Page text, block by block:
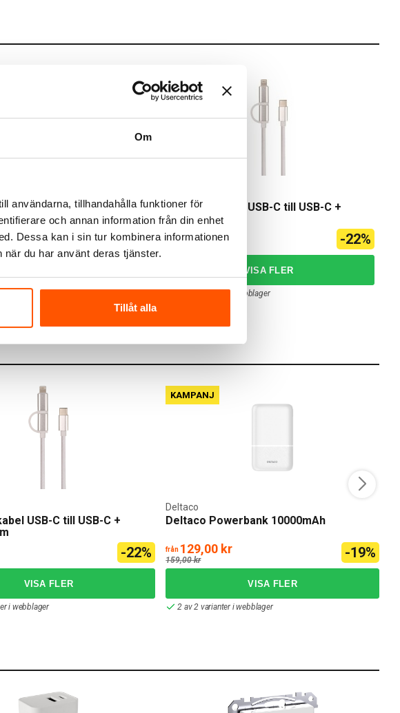
Om
användarna, tillhandahålla funktioner för
och annan information från din enhet
Dessa kan i sin tur kombinera informationen
du har använt deras tjänster.
Tillåt alla
USB-C till Lightning 1m
-22%
I webblager
J&EL Laddkabel USB-C till USB-C +
Lightning 1m
69,00 kr -22%
2 av 2 varianter I webblager
USB-C till USB-C +
-22%
i webblager
KAMPANJ
Deltaco Powerbank 10000mAh
Deltaco
från 129,00 kr
159,00 kr -19%
2 av 2 varianter i webblager